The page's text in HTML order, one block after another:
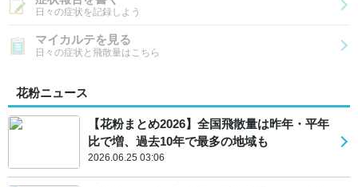
日々の症状を記録しよう
マイカルテを見る
日々の症状と飛散量はこちら
花粉ニュース
【花粉まとめ2026】全国飛散量は昨年・平年
比で増、過去10年で最多の地域も
2026.06.25 03:06